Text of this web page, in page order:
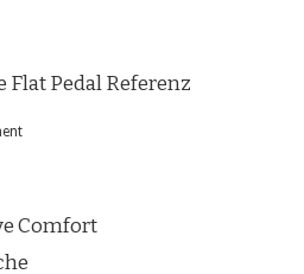
Flat Pedal Referenz
Comfort